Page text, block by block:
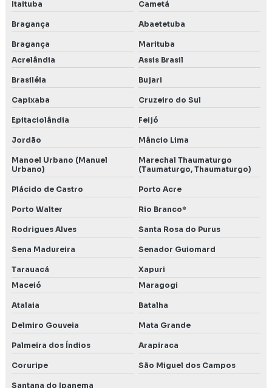
Itaituba Cametá
Bragança Abaetetuba
Bragança
Marituba
Acrelândia
Assis Brasil
Brasiléia Bujari
Capixaba Cruzeiro do Sul
Epitaciolândia Feijó
Jordão Mâncio Lima
Manoel Urbano (Manuel
Urbano)
Marechal Thaumaturgo
(Taumaturgo, Thaumaturgo)
Plácido de Castro Porto Acre
Porto Walter Rio Branco*
Rodrigues Alves Santa Rosa do Purus
Sena Madureira Senador Guiomard
Tarauacá
Xapuri
Maceió
Maragogi
Atalaia Batalha
Delmiro Gouveia Mata Grande
Palmeira dos Índios Arapiraca
Coruripe São Miguel dos Campos
Santana do Ipanema